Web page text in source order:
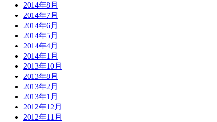
2014年8月
2014年7月
2014年6月
2014年5月
2014年4月
2014年1月
2013年10月
2013年8月
2013年2月
2013年1月
2012年12月
2012年11月